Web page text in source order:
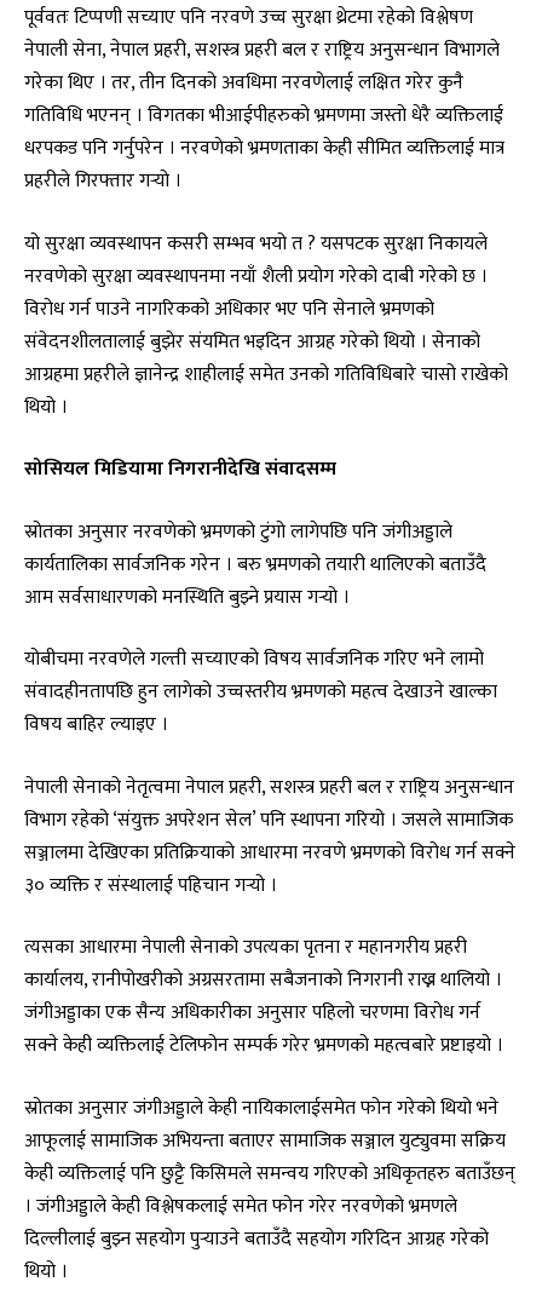
पूर्ववतः टिप्पणी सच्याए पनि नरवणे उच्च सुरक्षा थ्रेटमा रहेको विश्लेषण
नेपाली सेना, नेपाल प्रहरी, सशस्त्र प्रहरी बल र राष्ट्रिय अनुसन्धान विभागले
गरेका थिए । तर, तीन दिनको अवधिमा नरवणेलाई लक्षित गरेर कुनै
गतिविधि भएनन् । विगतका भीआईपीहरुको भ्रमणमा जस्तो धेरै व्यक्तिलाई
धरपकड पनि गर्नुपरेन । नरवणेको भ्रमणताका केही सीमित व्यक्तिलाई मात्र
प्रहरीले गिरफ्तार गर्‍यो ।
यो सुरक्षा व्यवस्थापन कसरी सम्भव भयो त ? यसपटक सुरक्षा निकायले
नरवणेको सुरक्षा व्यवस्थापनमा नयाँ शैली प्रयोग गरेको दाबी गरेको छ ।
विरोध गर्न पाउने नागरिकको अधिकार भए पनि सेनाले भ्रमणको
संवेदनशीलतालाई बुझेर संयमित भइदिन आग्रह गरेको थियो । सेनाको
आग्रहमा प्रहरीले ज्ञानेन्द्र शाहीलाई समेत उनको गतिविधिबारे चासो राखेको
थियो ।
सोसियल मिडियामा निगरानीदेखि संवादसम्म
स्रोतका अनुसार नरवणेको भ्रमणको टुंगो लागेपछि पनि जंगीअड्डाले
कार्यतालिका सार्वजनिक गरेन । बरु भ्रमणको तयारी थालिएको बताउँदै
आम सर्वसाधारणको मनस्थिति बुझ्ने प्रयास गर्‍यो ।
योबीचमा नरवणेले गल्ती सच्याएको विषय सार्वजनिक गरिए भने लामो
संवादहीनतापछि हुन लागेको उच्चस्तरीय भ्रमणको महत्व देखाउने खाल्का
विषय बाहिर ल्याइए ।
नेपाली सेनाको नेतृत्वमा नेपाल प्रहरी, सशस्त्र प्रहरी बल र राष्ट्रिय अनुसन्धान
विभाग रहेको ‘संयुक्त अपरेशन सेल’ पनि स्थापना गरियो । जसले सामाजिक
सञ्जालमा देखिएका प्रतिक्रियाको आधारमा नरवणे भ्रमणको विरोध गर्न सक्ने
३० व्यक्ति र संस्थालाई पहिचान गर्‍यो ।
त्यसका आधारमा नेपाली सेनाको उपत्यका पृतना र महानगरीय प्रहरी
कार्यालय, रानीपोखरीको अग्रसरतामा सबैजनाको निगरानी राख्न थालियो ।
जंगीअड्डाका एक सैन्य अधिकारीका अनुसार पहिलो चरणमा विरोध गर्न
सक्ने केही व्यक्तिलाई टेलिफोन सम्पर्क गरेर भ्रमणको महत्वबारे प्रष्टाइयो ।
स्रोतका अनुसार जंगीअड्डाले केही नायिकालाईसमेत फोन गरेको थियो भने
आफूलाई सामाजिक अभियन्ता बताएर सामाजिक सञ्जाल युट्युवमा सक्रिय
केही व्यक्तिलाई पनि छुट्टै किसिमले समन्वय गरिएको अधिकृतहरु बताउँछन्
। जंगीअड्डाले केही विश्लेषकलाई समेत फोन गरेर नरवणेको भ्रमणले
दिल्लीलाई बुझ्न सहयोग पुर्‍याउने बताउँदै सहयोग गरिदिन आग्रह गरेको
थियो ।